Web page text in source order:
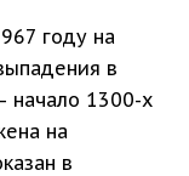
году на
в
начало 1300-х
на
в